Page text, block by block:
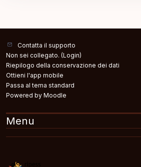
Contatta il supporto
Non sei collegato. (Login)
Riepilogo della conservazione dei dati
Ottieni l'app mobile
Passa al tema standard
Powered by Moodle
Menu